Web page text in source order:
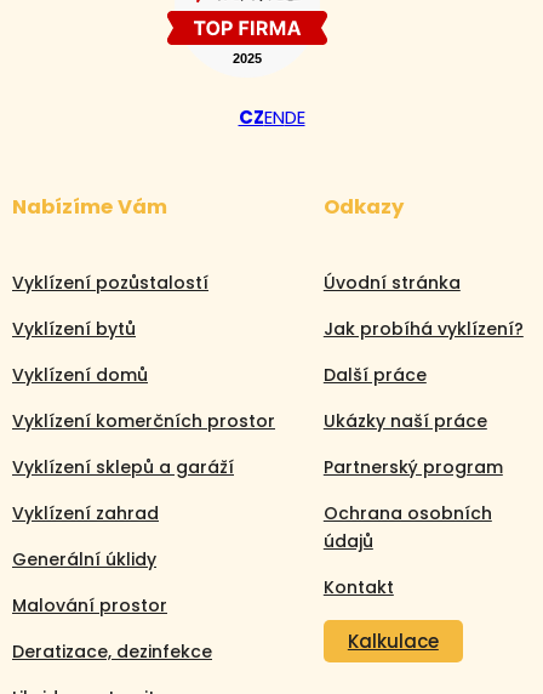
CZENDE
Nabízíme Vám
Vyklízení pozůstalostí
Vyklízení bytů
Vyklízení domů
Vyklízení komerčních prostor
Vyklízení sklepů a garáží
Vyklízení zahrad
Generální úklidy
Malování prostor
Deratizace, dezinfekce
Odkazy
Úvodní stránka
Jak probíhá vyklízení?
Další práce
Ukázky naší práce
Partnerský program
Ochrana osobních
údajů
Kontakt
Kalkulace